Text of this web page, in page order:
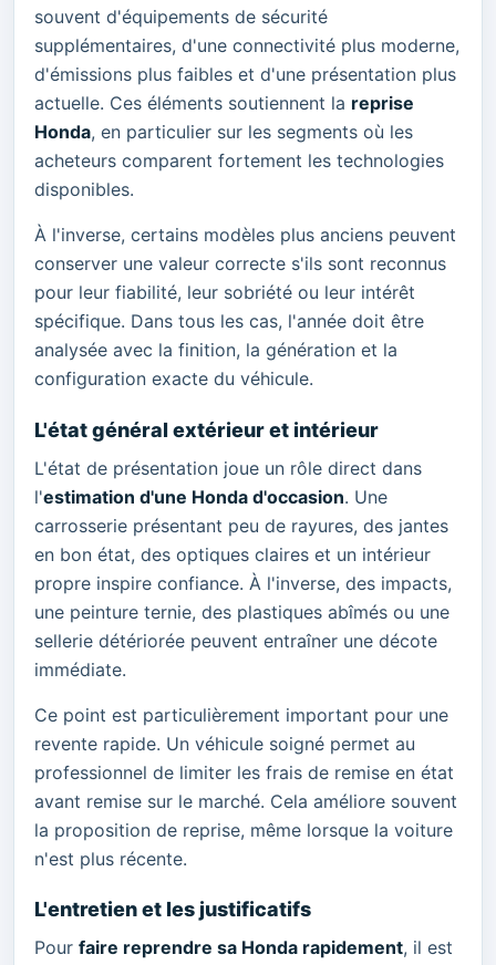
souvent d'équipements de sécurité
supplémentaires, d'une connectivité plus moderne,
d'émissions plus faibles et d'une présentation plus
actuelle. Ces éléments soutiennent la reprise
Honda, en particulier sur les segments où les
acheteurs comparent fortement les technologies
disponibles.
À l'inverse, certains modèles plus anciens peuvent
conserver une valeur correcte s'ils sont reconnus
pour leur fiabilité, leur sobriété ou leur intérêt
spécifique. Dans tous les cas, l'année doit être
analysée avec la finition, la génération et la
configuration exacte du véhicule.
L'état général extérieur et intérieur
L'état de présentation joue un rôle direct dans
l'estimation d'une Honda d'occasion. Une
carrosserie présentant peu de rayures, des jantes
en bon état, des optiques claires et un intérieur
propre inspire confiance. À l'inverse, des impacts,
une peinture ternie, des plastiques abîmés ou une
sellerie détériorée peuvent entraîner une décote
immédiate.
Ce point est particulièrement important pour une
revente rapide. Un véhicule soigné permet au
professionnel de limiter les frais de remise en état
avant remise sur le marché. Cela améliore souvent
la proposition de reprise, même lorsque la voiture
n'est plus récente.
L'entretien et les justificatifs
Pour faire reprendre sa Honda rapidement, il est